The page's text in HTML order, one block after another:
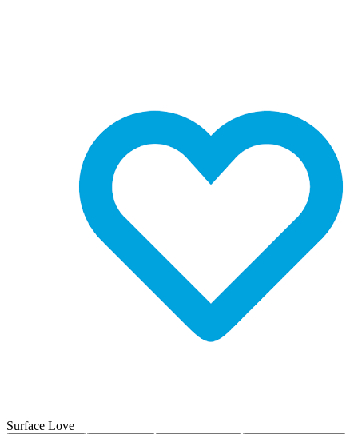
Surface Love